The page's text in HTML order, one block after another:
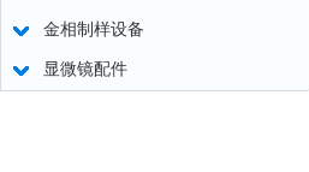
金相制样设备
显微镜配件